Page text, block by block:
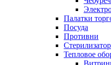
Палатки
Посуда
Противни
Тепловое